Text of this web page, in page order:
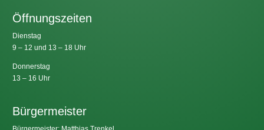
Öffnungszeiten
Dienstag
9 – 12 und 13 – 18 Uhr
Donnerstag
13 – 16 Uhr
Bürgermeister